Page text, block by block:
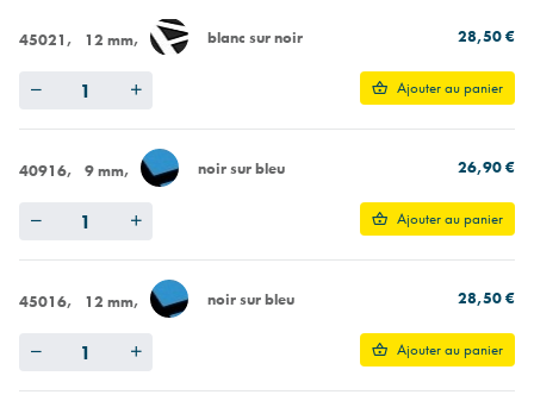
45021 12 mm blanc sur noir 28,50 €
Ajouter au panier
40916 9 mm noir sur bleu 26,90 €
Ajouter au panier
45016 12 mm noir sur bleu 28,50 €
Ajouter au panier